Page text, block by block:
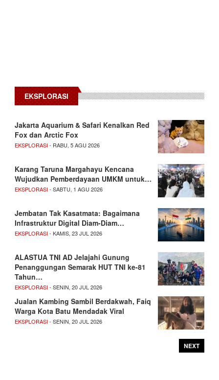
EKSPLORASI
Jakarta Aquarium & Safari Kenalkan Red
Fox dan Arctic Fox
EKSPLORASI- RABU, 5 AGU 2026
Karang Taruna Margahayu Kencana
Wujudkan Pemberdayaan UMKM untuk…
EKSPLORASI- SABTU, 1 AGU 2026
Jembatan Tak Kasatmata: Bagaimana
Infrastruktur Digital Diam-Diam…
EKSPLORASI- KAMIS, 23 JUL 2026
ALASTUA TNI AD Jelajahi Gunung
Penanggungan Semarak HUT TNI ke-81
Tahun…
EKSPLORASI- SENIN, 20 JUL 2026
Jualan Kambing Sambil Berdakwah, Faiq
Warga Kota Batu Mendadak Viral
EKSPLORASI- SENIN, 20 JUL 2026
NEXT